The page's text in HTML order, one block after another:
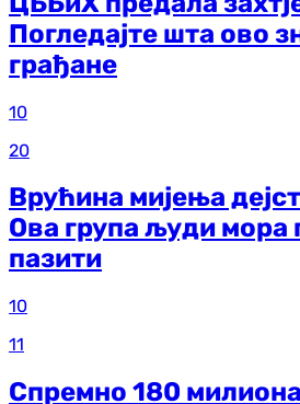
Погледајте шта ово
грађане
10
20
Врућина мијења
Ова група људи мора
пазити
10
11
Спремно 180